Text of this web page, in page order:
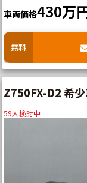
車両価格430万
無料
Z750FX-D2 希
59人検討中